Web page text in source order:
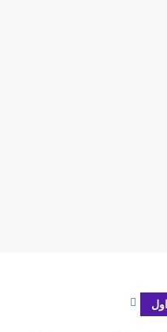
فبراير 20, 2024